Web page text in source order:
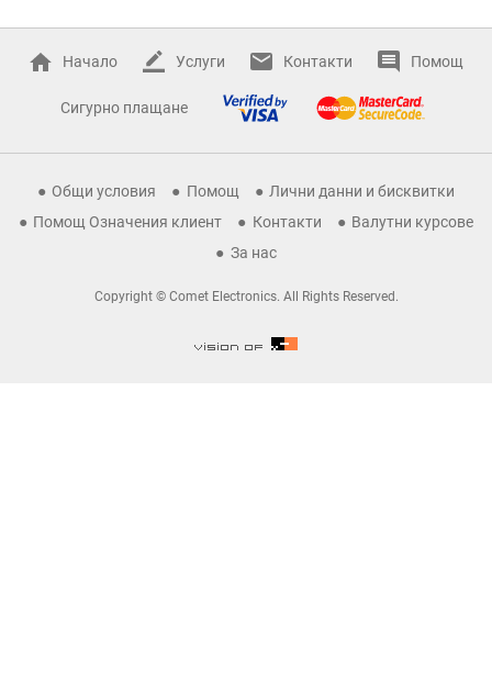
Начало Услуги Контакти Помощ
Сигурно плащане
Общи условия Помощ
Лични данни и бисквитки
Помощ Означения клиент
Контакти
Валутни курсове
За нас
Copyright © Comet Electronics. All Rights Reserved.